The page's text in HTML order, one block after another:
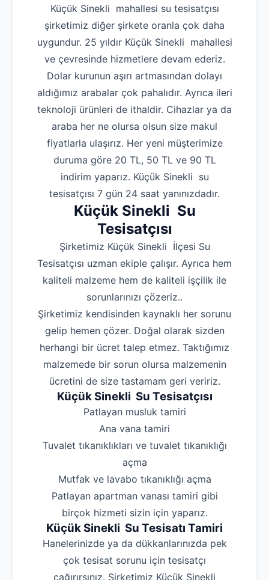
Küçük Sinekli mahallesi su tesisatçısı
şirketimiz diğer şirkete oranla çok daha
uygundur. 25 yıldır Küçük Sinekli mahallesi
ve çevresinde hizmetlere devam ederiz.
Dolar kurunun aşırı artmasından dolayı
aldığımız arabalar çok pahalıdır. Ayrıca ileri
teknoloji ürünleri de ithaldir. Cihazlar ya da
araba her ne olursa olsun size makul
fiyatlarla ulaşırız. Her yeni müşterimize
duruma göre 20 TL, 50 TL ve 90 TL
indirim yaparız. Küçük Sinekli su
tesisatçısı 7 gün 24 saat yanınızdadır.
Küçük Sinekli Su
Tesisatçısı
Şirketimiz Küçük Sinekli İlçesi Su
Tesisatçısı uzman ekiple çalışır. Ayrıca hem
kaliteli malzeme hem de kaliteli işçilik ile
sorunlarınızı çözeriz..
Şirketimiz kendisinden kaynaklı her sorunu
gelip hemen çözer. Doğal olarak sizden
herhangi bir ücret talep etmez. Taktığımız
malzemede bir sorun olursa malzemenin
ücretini de size tastamam geri veririz.
Küçük Sinekli Su Tesisatçısı
‌Patlayan musluk tamiri
‌Ana vana tamiri
‌Tuvalet tıkanıklıkları ve tuvalet tıkanıklığı
açma
‌Mutfak ve lavabo tıkanıklığı açma
‌Patlayan apartman vanası tamiri gibi
birçok hizmeti sizin için yaparız.
Küçük Sinekli Su Tesisatı Tamiri
Hanelerinizde ya da dükkanlarınızda pek
çok tesisat sorunu için tesisatçı
çağırırsınız. Şirketimiz Küçük Sinekli